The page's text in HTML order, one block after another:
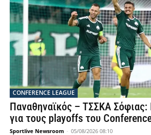
CONFERENCE LEAGUE
Παναθηναϊκός – ΤΣΣΚΑ
για τους playoffs του
Sportlive Newsroom - 05/08/2026 08:10